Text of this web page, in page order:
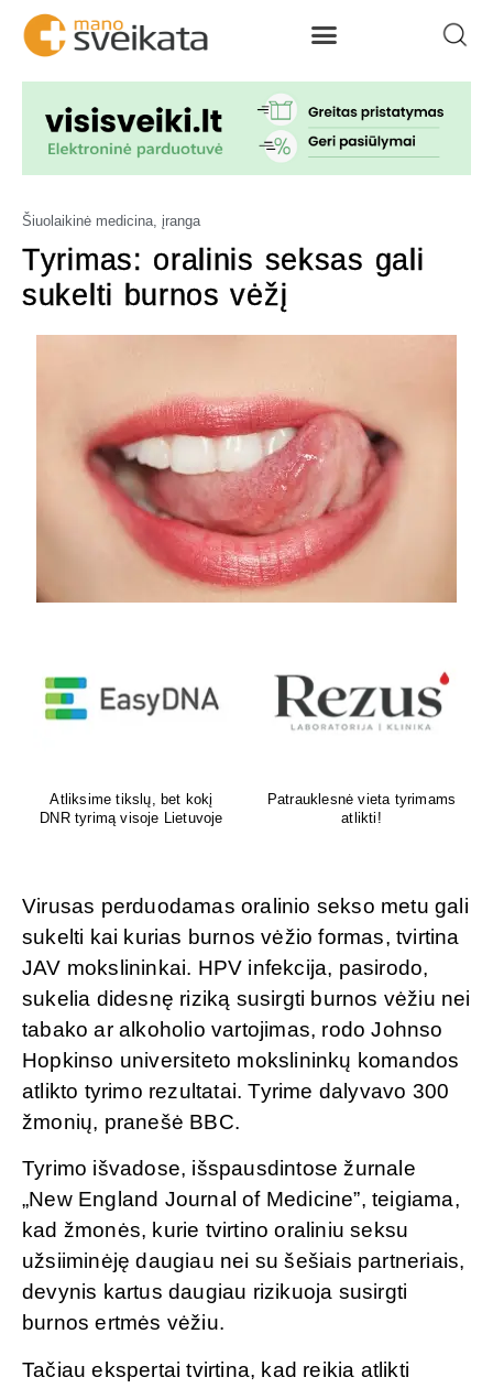
Šiuolaikinė medicina, įranga
Tyrimas: oralinis seksas gali
sukelti burnos vėžį
Venų ligų diagnostika,
lazerinis ir chirurginis
Psichoterapeutas
M.G.Maksimalietis
Virusas perduodamas oralinio sekso metu gali
sukelti kai kurias burnos vėžio formas, tvirtina
JAV mokslininkai. HPV infekcija, pasirodo,
sukelia didesnę riziką susirgti burnos vėžiu nei
tabako ar alkoholio vartojimas, rodo Johnso
Hopkinso universiteto mokslininkų komandos
atlikto tyrimo rezultatai. Tyrime dalyvavo 300
žmonių, pranešė BBC.
Tyrimo išvadose, išspausdintose žurnale
„New England Journal of Medicine”, teigiama,
kad žmonės, kurie tvirtino oraliniu seksu
užsiiminėję daugiau nei su šešiais partneriais,
devynis kartus daugiau rizikuoja susirgti
burnos ertmės vėžiu.
Tačiau ekspertai tvirtina, kad reikia atlikti